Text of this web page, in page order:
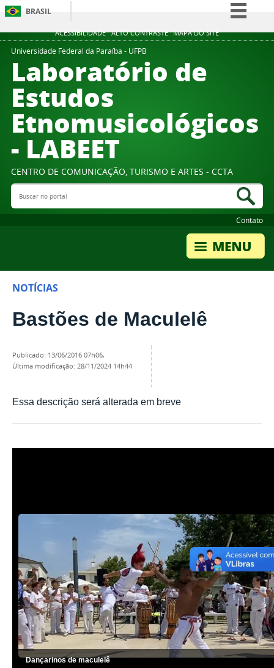
ACESSIBILIDADE ALTO CONTRASTE MAPA DO SITE
BRASIL
Simplifique!
Participe
Canais
Universidade Federal da Paraíba - UFPB
Laboratório de
Estudos
Etnomusicológicos
- LABEET
CENTRO DE COMUNICAÇÃO, TURISMO E ARTES - CCTA
Buscar no portal
Contato
NOTÍCIAS
Bastões de Maculelê
publicado: 13/06/2016 07h06,
última modificação: 28/11/2024 14h44
Essa descrição será alterada em breve
Dançarinos de maculelê